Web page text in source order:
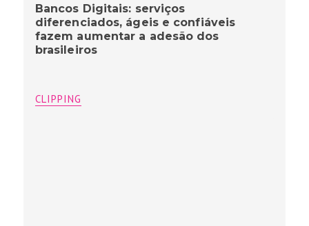
Bancos Digitais: serviços
diferenciados, ágeis e confiáveis
fazem aumentar a adesão dos
brasileiros
CLIPPING